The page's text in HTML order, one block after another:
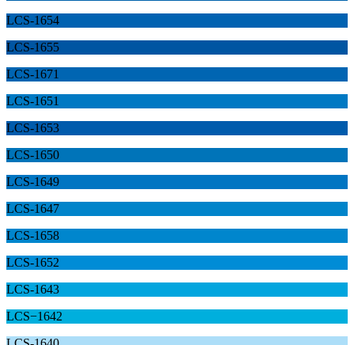
LCS-1654
LCS-1655
LCS-1671
LCS-1651
LCS-1653
LCS-1650
LCS-1649
LCS-1647
LCS-1658
LCS-1652
LCS-1643
LCS−1642